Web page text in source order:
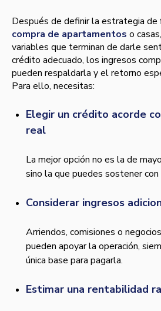
Después de definir la estrategia de
compra de apartamentos o
variables que terminan de darle
crédito adecuado, los ingresos
pueden respaldarla y el retorno
Para ello, necesitas:
Elegir un crédito acorde
real
La mejor opción no es la de
sino la que puedes sostener
Considerar ingresos
Arriendos, comisiones o
pueden apoyar la operación,
única base para pagarla.
Estimar una rentabilidad